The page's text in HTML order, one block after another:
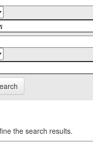
the search results.